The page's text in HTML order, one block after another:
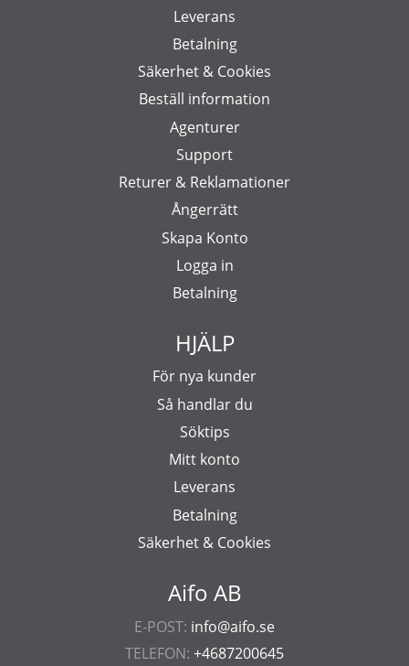
Aifo AB
E-POST: info@aifo.se
TELEFON: +4687200645
Leverans
Betalning
Säkerhet & Cookies
Beställ information
Agenturer
Support
Returer & Reklamationer
Ångerrätt
Skapa Konto
Logga in
Betalning
HJÄLP
För nya kunder
Så handlar du
Söktips
Mitt konto
Leverans
Betalning
Säkerhet & Cookies